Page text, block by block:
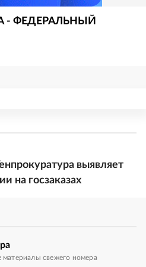
- ФЕДЕРАЛЬНЫЙ
выявляет
на госзаказах
материалы свежего номера